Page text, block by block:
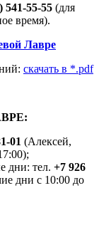
541-55-55 (для
время).
Лавре
скачать в *.pdf
01 (Алексей,
дни: тел. +7 926
дни с 10:00 до